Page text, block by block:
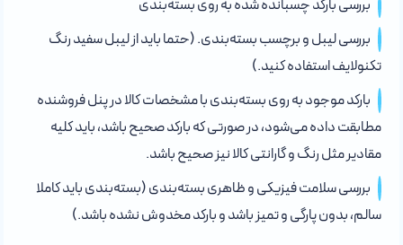
بررسی بارکد چسبانده شده به روی بسته‌بندی
بررسی لیبل و برچسب بسته‌بندی. (حتما باید از لیبل سفید رنگ
تکنولایف استفاده کنید.)
بارکد موجود به روی بسته‌بندی با مشخصات کالا در پنل فروشنده
مطابقت داده می‌شود، در صورتی که بارکد صحیح باشد، باید کلیه
مقادیر مثل رنگ و گارانتی کالا نیز صحیح باشد.
بررسی سلامت فیزیکی و ظاهری بسته‌بندی (بسته‌بندی باید کاملا
سالم، بدون پارگی و تمیز باشد و بارکد مخدوش نشده باشد.)